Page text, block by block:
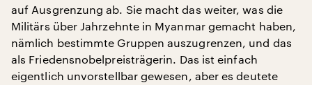
auf Ausgrenzung ab. Sie macht das weiter, was die
Militärs über Jahrzehnte in Myanmar gemacht haben,
nämlich bestimmte Gruppen auszugrenzen, und das
als Friedensnobelpreisträgerin. Das ist einfach
eigentlich unvorstellbar gewesen, aber es deutete